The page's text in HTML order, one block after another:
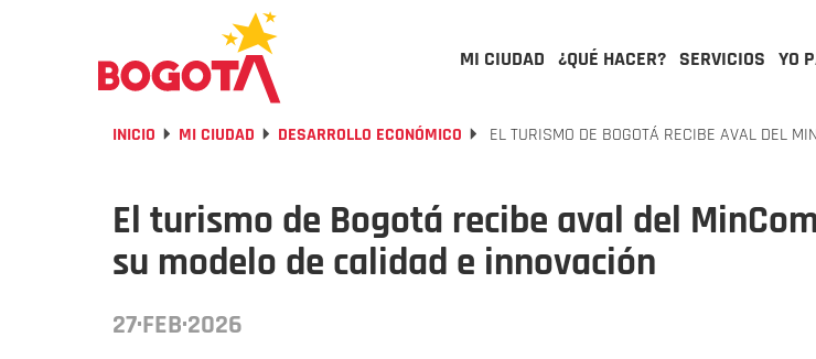
MI CIUDAD ¿QUÉ HACER? SERVICIOS YO
INICIO MI CIUDAD DESARROLLO ECONÓMICO EL TURISMO DE BOGOTÁ RECIBE AVAL DEL
El turismo de Bogotá recibe aval del
su modelo de calidad e innovación
27·FEB·2026